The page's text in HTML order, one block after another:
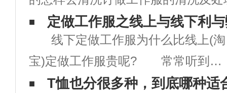
话，在上班生活中是很麻烦的。下
常常遇到的情况： 咖啡渍 上
时光或者上班时间都会有喝咖啡的习
定做工作服之线上与线下利
线下定做工作服为什么比线上(淘
宝)定做工作服贵呢? 常常听到客
户说：“你们定做工作服比淘名贵多
T恤也分很多种，到底哪种适